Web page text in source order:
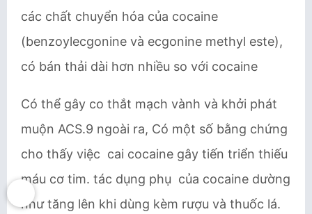
các chất chuyển hóa của cocaine
(benzoylecgonine và ecgonine methyl este),
có bán thải dài hơn nhiều so với cocaine
Có thể gây co thắt mạch vành và khởi phát
muộn ACS.9 ngoài ra, Có một số bằng chứng
cho thấy việc cai cocaine gây tiến triển thiếu
máu cơ tim. tác dụng phụ của cocaine dường
như tăng lên khi dùng kèm rượu và thuốc lá.